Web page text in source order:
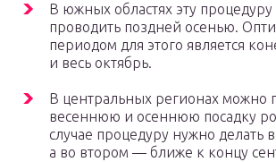
В южных областях эту процедуру
проводить поздней осенью.
периодом для этого является
и весь октябрь.
В центральных регионах можно
весеннюю и осеннюю посадку
случае процедуру нужно делать
а во втором — ближе к концу